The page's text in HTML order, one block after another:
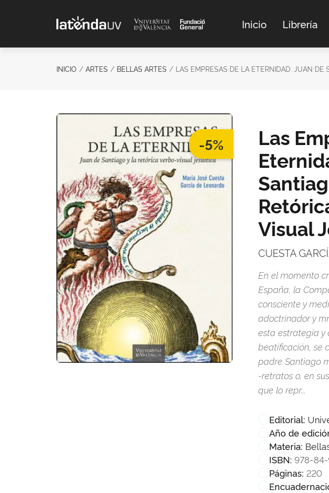
Inicio Librería
INICIO ARTES BELLAS ARTES LAS EMPRESAS DE LA ETERNIDAD. JUAN
-5%
Las
Visual
CUESTA
En el momento
España, la
consciente y
adoctrinador y
esta estrategia y
beatificación, se
padre Santiago
-retratos o, en
que lo repr...
Editorial:
Año de
Materia:
ISBN: 978-
Páginas: 220